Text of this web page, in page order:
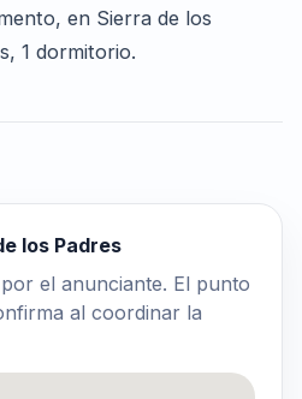
en Sierra de los
1 dormitorio.
los Padres
el anunciante. El punto
al coordinar la